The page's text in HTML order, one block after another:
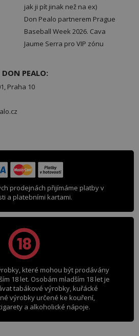
jak ji pít jinak než na ex)
Don Pealo partnerem Prague
Baseball Week 2026. Cava
Jaume Serra pro VIP zónu
PEALO:
Praha 10
prodejnách přijímáme platby v
a platebními kartami.
které mohou být prodávány
18 let. Osobám mladším 18 let je
tabákové výrobky, kuřácké
výrobky určené ke kouření,
a alkoholické nápoje.